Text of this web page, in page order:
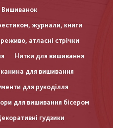
Вишиванок
журнали, книги
атласні стрічки
Нитки для вишивання
для вишивання
для рукоділля
для вишивання бісером
гудзики